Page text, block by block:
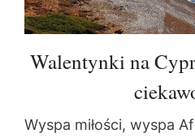
Walentynki na
Wyspa miłości, wyspa